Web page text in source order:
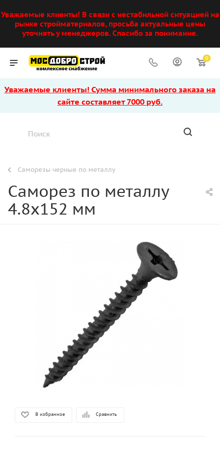
Уважаемые клиенты! В связи с нестабильной ситуацией на
рынке стройматериалов, просьба актуальные цены
уточнять у менеджеров. Спасибо за понимание.
0
Уважаемые клиенты! Сумма минимального заказа на
сайте составляет 7000 руб.
Саморезы черные по металлу
Саморез по металлу
4.8х152 мм
В избранное Сравнить